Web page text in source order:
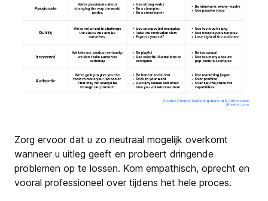
Zorg ervoor dat u zo neutraal mogelijk overkomt
wanneer u uitleg geeft en probeert dringende
problemen op te lossen. Kom empathisch, oprecht en
vooral professioneel over tijdens het hele proces.